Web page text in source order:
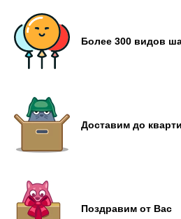
Более 300 видов
Доставим до
Поздравим от Вас